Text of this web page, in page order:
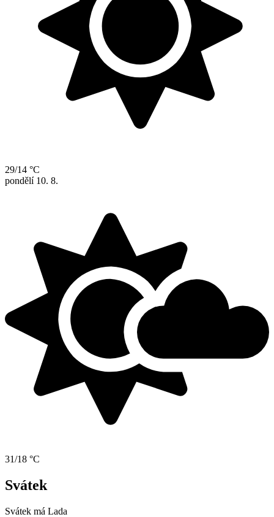
29/14 °C
pondělí 10. 8.
31/18 °C
Svátek
Svátek má Lada